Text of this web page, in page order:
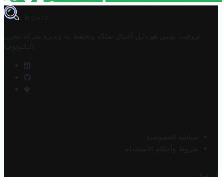
TROVIT
تروفيت تونس هو دليل أعمال تملكه وتحتفظ به وتديره
شركة مخزن
التكنولوجيا
سياسة الخصوصية
شروط وأحكام الاستخدام